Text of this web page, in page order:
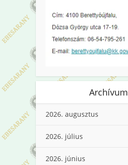
Archívum
2026. augusztus
2026. július
2026. június